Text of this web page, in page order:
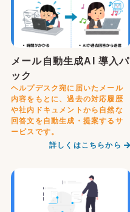
メール自動生成AI 導入パ
ック
ヘルプデスク宛に届いたメール
内容をもとに、過去の対応履歴
や社内ドキュメントから自然な
回答文を自動生成・提案するサ
ービスです。
詳しくはこちらから